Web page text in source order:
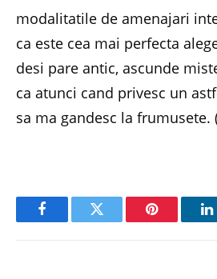
modalitatile de amenajari
ca este cea mai perfecta
desi pare antic, ascunde
ca atunci cand privesc un
sa ma gandesc la frumusete.
FacebookTwitter Pinterest